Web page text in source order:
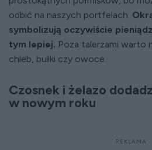
odbić na naszych portfelach.
symbolizują oczywiście
tym lepiej. Poza talerzami warto
chleb, bułki czy owoce.
Czosnek i żelazo
w nowym roku